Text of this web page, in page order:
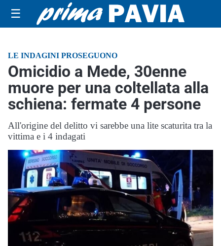
☰
LE INDAGINI PROSEGUONO
Omicidio a Mede, 30enne
muore per una coltellata alla
schiena: fermate 4 persone
All'origine del delitto vi sarebbe una lite scaturita tra la
vittima e i 4 indagati